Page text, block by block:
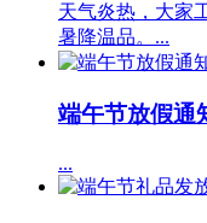
天气炎热，大家
暑降温品。...
端午节放假通
...